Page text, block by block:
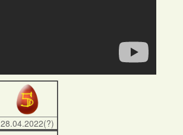
28.04.2022(?)